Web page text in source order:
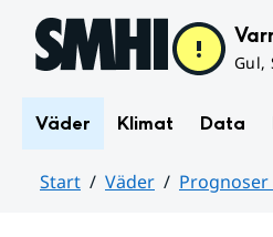
Hoppa till sidans innehåll
Gul,
Väder Klimat Data
Start Väder